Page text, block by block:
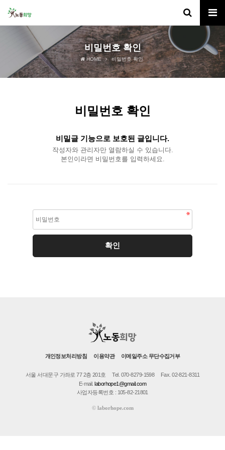
비밀번호 확인
HOME 비밀번호 확인
비밀번호 확인
비밀글 기능으로 보호된 글입니다.
작성자와 관리자만 열람하실 수 있습니다.
본인이라면 비밀번호를 입력하세요.
개인정보처리방침 이용약관 이메일주소 무단수집거부
서울 서대문구 가좌로 77 2층 201호 Tel. 070-8279-1598
Fax. 02-821-8311
E-mail.laborhope1@gmail.com
사업자등록번호 : 105-82-21801
© laborhope.com